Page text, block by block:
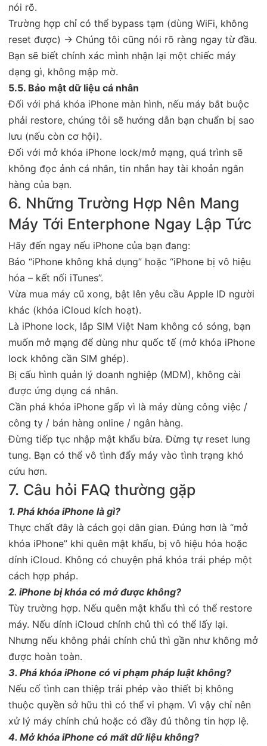
nói rõ.
Trường hợp chỉ có thể bypass tạm (dùng WiFi, không
reset được) → Chúng tôi cũng nói rõ ràng ngay từ đầu.
Bạn sẽ biết chính xác mình nhận lại một chiếc máy
dạng gì, không mập mờ.
5.5. Bảo mật dữ liệu cá nhân
Đối với phá khóa iPhone màn hình, nếu máy bắt buộc
phải restore, chúng tôi sẽ hướng dẫn bạn chuẩn bị sao
lưu (nếu còn cơ hội).
Đối với mở khóa iPhone lock/mở mạng, quá trình sẽ
không đọc ảnh cá nhân, tin nhắn hay tài khoản ngân
hàng của bạn.
6. Những Trường Hợp Nên Mang
Máy Tới Enterphone Ngay Lập Tức
Hãy đến ngay nếu iPhone của bạn đang:
Báo “iPhone không khả dụng” hoặc “iPhone bị vô hiệu
hóa – kết nối iTunes”.
Vừa mua máy cũ xong, bật lên yêu cầu Apple ID người
khác (khóa iCloud kích hoạt).
Là iPhone lock, lắp SIM Việt Nam không có sóng, bạn
muốn mở mạng để dùng như quốc tế (mở khóa iPhone
lock không cần SIM ghép).
Bị cấu hình quản lý doanh nghiệp (MDM), không cài
được ứng dụng cá nhân.
Cần phá khóa iPhone gấp vì là máy dùng công việc /
công ty / bán hàng online / ngân hàng.
Đừng tiếp tục nhập mật khẩu bừa. Đừng tự reset lung
tung. Bạn có thể vô tình đẩy máy vào tình trạng khó
cứu hơn.
7. Câu hỏi FAQ thường gặp
1. Phá khóa iPhone là gì?
Thực chất đây là cách gọi dân gian. Đúng hơn là “mở
khóa iPhone” khi quên mật khẩu, bị vô hiệu hóa hoặc
dính iCloud. Không có chuyện phá khóa trái phép một
cách hợp pháp.
2. iPhone bị khóa có mở được không?
Tùy trường hợp. Nếu quên mật khẩu thì có thể restore
máy. Nếu dính iCloud chính chủ thì có thể lấy lại.
Nhưng nếu không phải chính chủ thì gần như không mở
được hoàn toàn.
3. Phá khóa iPhone có vi phạm pháp luật không?
Nếu cố tình can thiệp trái phép vào thiết bị không
thuộc quyền sở hữu thì có thể vi phạm. Vì vậy chỉ nên
xử lý máy chính chủ hoặc có đầy đủ thông tin hợp lệ.
4. Mở khóa iPhone có mất dữ liệu không?